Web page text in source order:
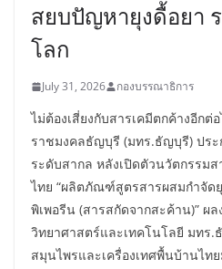
สยบปัญหายุงดื้อยา
โลก
July 31, 2026 กองบรรณาธิการ
ไม่ต้องเสี่ยงกับสารเคมีตกค้างอีกต่
ราชมงคลธัญบุรี (มทร.ธัญบุรี) ประ
ระดับสากล หลังเปิดตัวนวัตกรรม
ไทย “ผลิตภัณฑ์สูตรสารผสมกำจัด
พิเพอรีน (สารสกัดจากสะค้าน)”
วิทยาศาสตร์และเทคโนโลยี มทร
สมุนไพรและเครื่องเทศพื้นบ้านไท